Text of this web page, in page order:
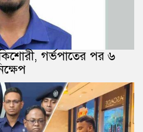
কিশোরী, গর্ভপাতের পর ৬